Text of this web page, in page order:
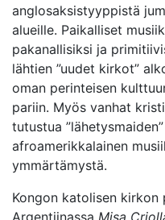
anglosaksistyyppistä
alueille. Paikalliset
pakanallisiksi ja
lähtien ”uudet kirkot”
oman perinteisen
pariin. Myös vanhat
tutustua
afroamerikkalainen
ymmärtämystä.
Kongon katolisen kirkon
Argentiinassa Misa